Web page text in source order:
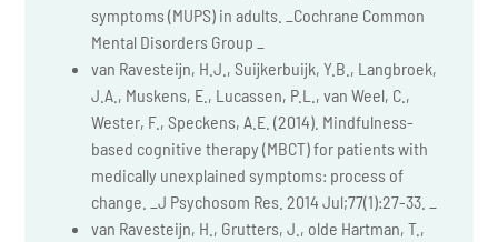
symptoms (MUPS) in adults. _Cochrane Common
Mental Disorders Group _
van Ravesteijn, H.J., Suijkerbuijk, Y.B., Langbroek,
J.A., Muskens, E., Lucassen, P.L., van Weel, C.,
Wester, F., Speckens, A.E. (2014). Mindfulness-
based cognitive therapy (MBCT) for patients with
medically unexplained symptoms: process of
change. _J Psychosom Res. 2014 Jul;77(1):27-33. _
van Ravesteijn, H., Grutters, J., olde Hartman, T.,